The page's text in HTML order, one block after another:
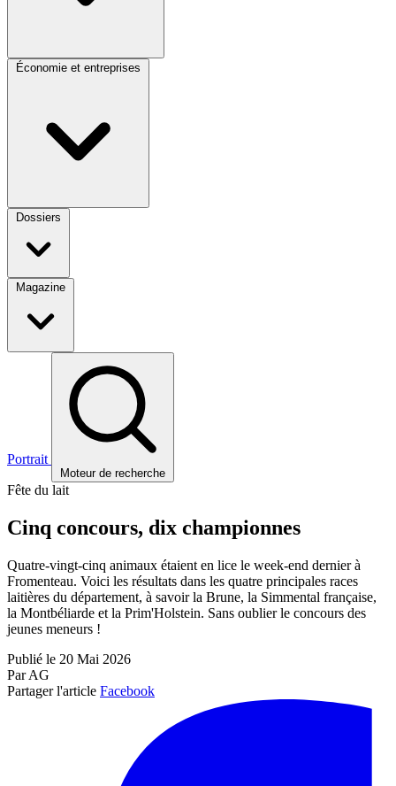
Économie et entreprises
Dossiers
Magazine
Portrait
Moteur de recherche
Fête du lait
Cinq concours, dix championnes
Quatre-vingt-cinq animaux étaient en lice le week-end dernier à
Fromenteau. Voici les résultats dans les quatre principales races
laitières du département, à savoir la Brune, la Simmental française,
la Montbéliarde et la Prim'Holstein. Sans oublier le concours des
jeunes meneurs !
Publié le 20 Mai 2026
Par AG
Partager l'article Facebook